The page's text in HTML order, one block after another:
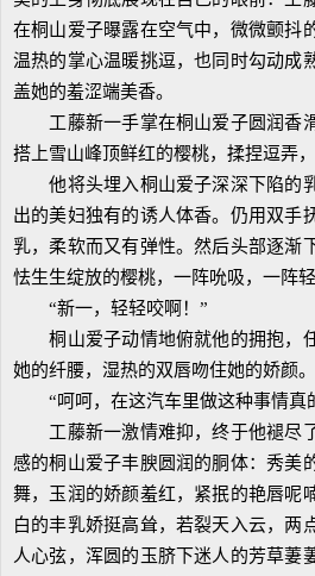
在桐山爱子曝露在空气中，微微颤抖
温热的掌心温暖挑逗，也同时勾动成
盖她的羞涩端美香。
工藤新一手掌在桐山爱子圆润香
搭上雪山峰顶鲜红的樱桃，揉捏逗弄，
他将头埋入桐山爱子深深下陷的
出的美妇独有的诱人体香。仍用双手
乳，柔软而又有弹性。然后头部逐渐
怯生生绽放的樱桃，一阵吮吸，一阵轻
“新一，轻轻咬啊！”
桐山爱子动情地俯就他的拥抱，
她的纤腰，湿热的双唇吻住她的娇颜。
“呵呵，在这汽车里做这种事情真
工藤新一激情难抑，终于他褪尽
感的桐山爱子丰腴圆润的胴体：秀美
舞，玉润的娇颜羞红，紧抿的艳唇呢
白的丰乳娇挺高耸，若裂天入云，两
人心弦，浑圆的玉脐下迷人的芳草萋